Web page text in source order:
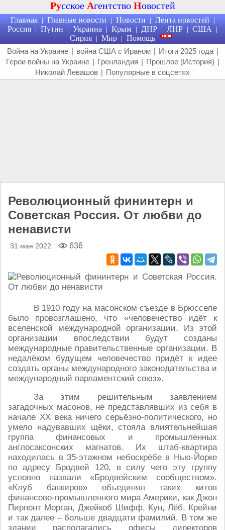
Русское Агентство Новостей
Главная | Главные новости | Новости | Лента новостей |
Россия | Путин | Украина | Крым | ДНР | ЛНР | США |
Сирия | Мир | Помощь
Война на Украине | война США с Ираном | Итоги 2025 года |
Герои войны на Украине | Гренландия | Прошлое (История) |
Николай Левашов | Популярные в соцсетях
Революционный фининтерн и
Советская Россия. От любви до
ненависти
31 мая 2022 636
В 1910 году на масонском съезде в Брюсселе
было провозглашено, что «человечество идёт к
вселенской международной организации. Из этой
организации впоследствии будут созданы
международные правительственные организации. В
недалёком будущем человечество придёт к идее
создать органы международного законодательства и
международный парламентский союз».
За этим решительным заявлением
загадочных масонов, не представлявших из себя в
начале ХХ века ничего серьёзно-политического, но
умело надувавших щёки, стояла влиятельнейшая
группа финансовых и промышленных
англосаксонских магнатов. Их штаб-квартира
находилась в 35-этажном небоскрёбе в Нью-Йорке
по адресу Бродвей 120, в силу чего эту группу
условно назвали «Бродвейским сообществом».
«Клуб банкиров» объединял таких китов
финансово-промышленного мира Америки, как Джон
Пирпонт Морган, Джейкоб Шифф, Кун, Лёб, Крейни
и так далее – больше двадцати фамилий. В том же
здании располагались офисы директоров